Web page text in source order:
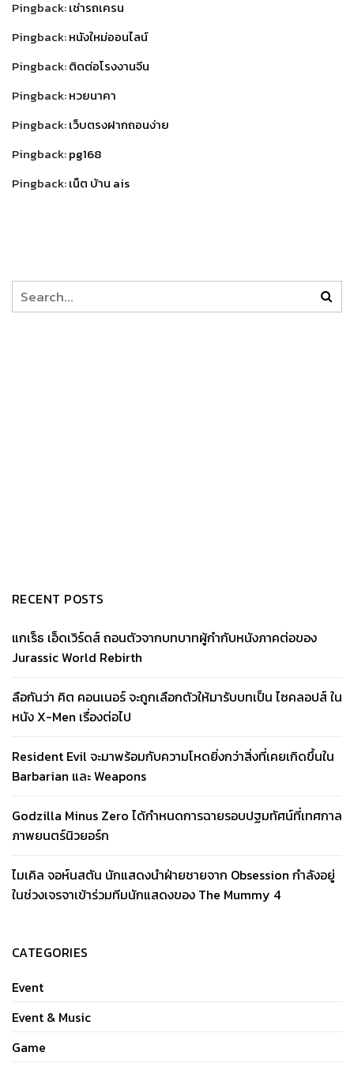
Pingback:เช่ารถเครน
Pingback:หนังใหม่ออนไลน์
Pingback:ติดต่อโรงงานจีน
Pingback:หวยนาคา
Pingback:เว็บตรงฝากถอนง่าย
Pingback:pg168
Pingback:เน็ต บ้าน ais
RECENT POSTS
แกเร็ธ เอ็ดเวิร์ดส์ ถอนตัวจากบทบาทผู้กำกับหนังภาคต่อของ
Jurassic World Rebirth
ลือกันว่า คิต คอนเนอร์ จะถูกเลือกตัวให้มารับบทเป็น ไซคลอปส์ ใน
หนัง X-Men เรื่องต่อไป
Resident Evil จะมาพร้อมกับความโหดยิ่งกว่าสิ่งที่เคยเกิดขึ้นใน
Barbarian และ Weapons
Godzilla Minus Zero ได้กำหนดการฉายรอบปฐมทัศน์ที่เทศกาล
ภาพยนตร์นิวยอร์ก
ไมเคิล จอห์นสตัน นักแสดงนำฝ่ายชายจาก Obsession กำลังอยู่
ในช่วงเจรจาเข้าร่วมทีมนักแสดงของ The Mummy 4
CATEGORIES
Event
Event & Music
Game